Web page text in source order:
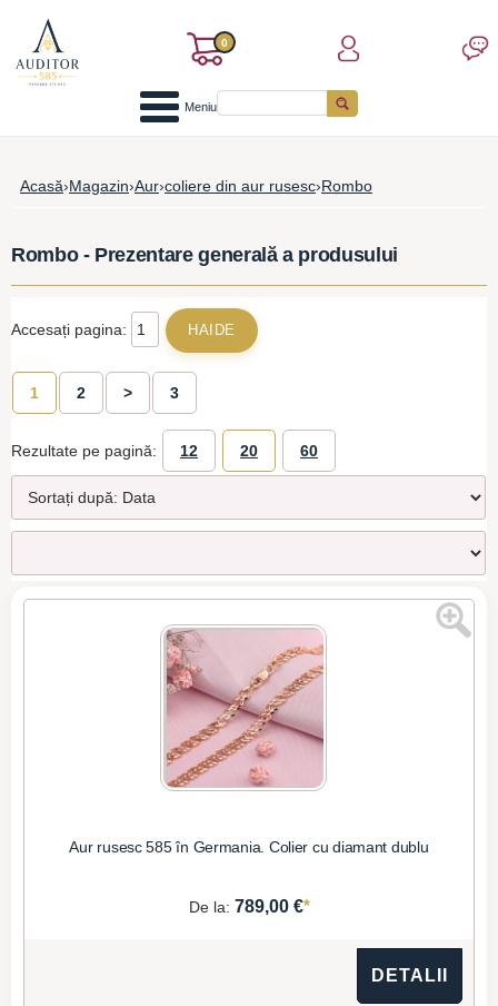
0
Meniu
Acasă›Magazin›Aur›coliere din aur rusesc›Rombo
Rombo - Prezentare generală a produsului
Accesați pagina:
1 2 > 3
Rezultate pe pagină: 12 20 60
Aur rusesc 585 în Germania. Colier cu diamant dublu
De la: 789,00 €*
DETALII